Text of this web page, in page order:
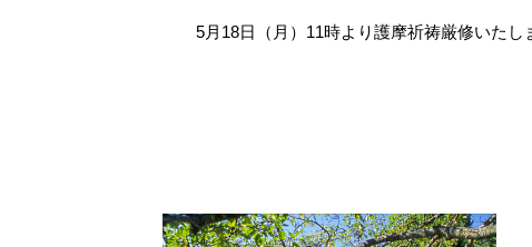
5月18日（月）11時より護摩祈祷厳修いたし